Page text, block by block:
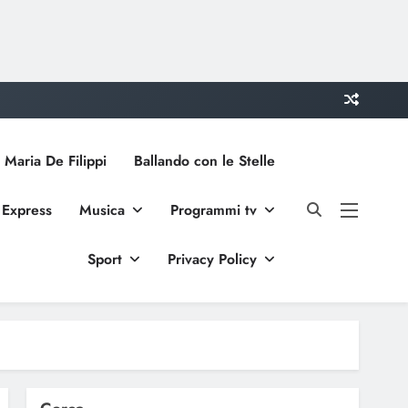
De Filippi Ballando con le Stelle
Musica Programmi tv
Sport Privacy Policy